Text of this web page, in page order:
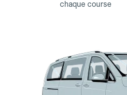
chaque course